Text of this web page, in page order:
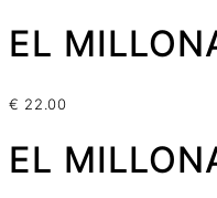
EL
€ 22.00
EL